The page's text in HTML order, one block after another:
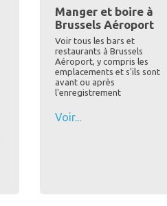
Manger et boire à
Brussels Aéroport
Voir tous les bars et
restaurants à Brussels
Aéroport, y compris les
emplacements et s'ils sont
avant ou après
l'enregistrement
Voir...